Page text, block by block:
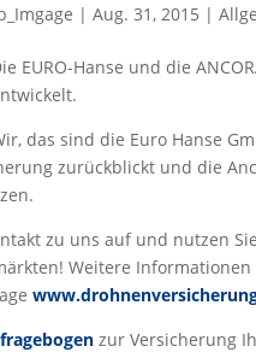
|Aug. 31, 2015 |
EURO-Hanse und die
das sind die Euro Hanse
zurückblickt und die
zu uns auf und nutzen
Weitere
zur Versicherung